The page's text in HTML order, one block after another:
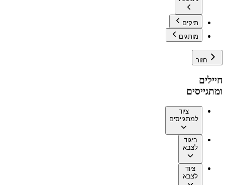
תיקים
מותגים
חזור
חיילים
ומתגייסים
ציוד
למתגייסים
ביגוד
לצבא
ציוד
לצבא